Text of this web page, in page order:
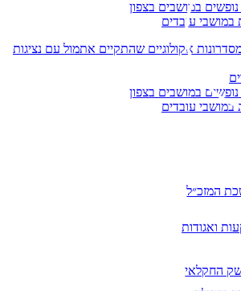
נופשים במושבים בצפון
במושבי עובדים
אקולוגיים שהתקיים אתמול עם נציגות
נופשים במושבים בצפון
במושבי עובדים
המזכ״ל
ואגודות
החקלאי